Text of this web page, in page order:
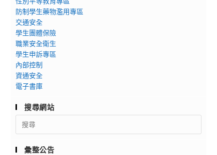
防制學生藥物濫用專區
交通安全
學生團體保險
職業安全衛生
學生申訴專區
內部控制
資通安全
電子書庫
搜尋網站
Search
for:
彙整公告